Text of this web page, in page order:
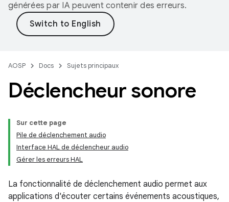
générées par IA peuvent contenir des erreurs.
AOSP Docs Sujets principaux
Déclencheur sonore
Sur cette page
Pile de déclenchement audio
Interface HAL de déclencheur audio
Gérer les erreurs HAL
La fonctionnalité de déclenchement audio permet aux
applications d'écouter certains événements acoustiques,